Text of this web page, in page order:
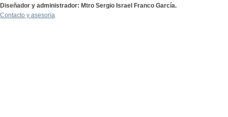
Diseñador y administrador: Mtro Sergio Israel Franco García.
Contacto y asesoría